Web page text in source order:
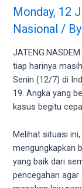
verified
user
upload
porn
videos
website
several
different
Monday, 12
Nasional / By
tiap harinya
Senin (12/7) di
19. Angka yang
kasus begitu
Melihat situasi
mengungkapkan
yang baik dari
pencegahan